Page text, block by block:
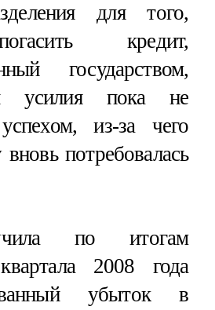
для того,
кредит,
государством,
усилия пока не
из-за чего
потребовалась
по итогам
2008 года
убыток в